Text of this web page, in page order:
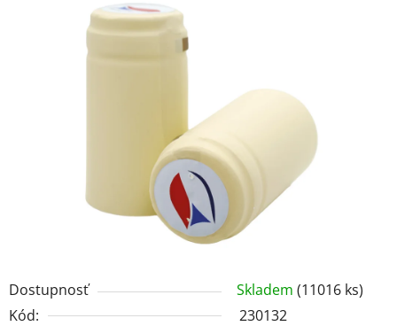
Dostupnosť Skladem (11016 ks)
Kód:
230132